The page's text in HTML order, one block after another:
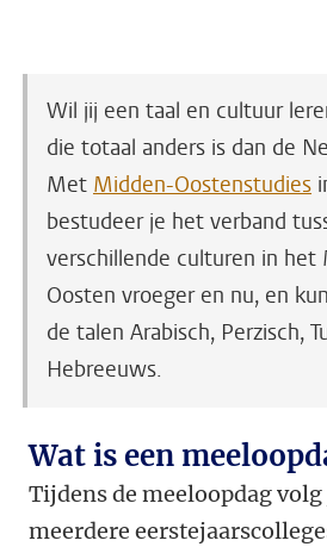
Wil jij een taal en cultuur
die totaal anders is dan de
Met Midden-Oostenstudies
bestudeer je het verband
verschillende culturen in het
Oosten vroeger en nu, en
de talen Arabisch, Perzisch,
Hebreeuws.
Wat is een
Tijdens de meeloopdag volg
meerdere